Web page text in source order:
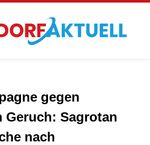
gegen
Geruch: Sagrotan
nach